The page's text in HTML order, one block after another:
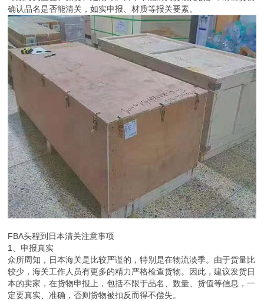
确认品名是否能清关，如实申报、材质等报关要素。
FBA头程到日本清关注意事项
1、申报真实
众所周知，日本海关是比较严谨的，特别是在物流淡季。由于货量比
较少，海关工作人员有更多的精力严格检查货物。因此，建议发货日
本的卖家，在货物申报上，包括不限于品名、数量、货值等信息，一
定要真实、准确，否则货物被扣反而得不偿失。